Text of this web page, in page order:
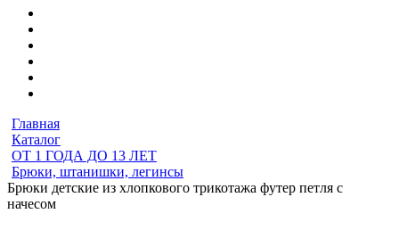
Главная
Каталог
ОТ 1 ГОДА ДО 13 ЛЕТ
Брюки, штанишки, легинсы
Брюки детские из хлопкового трикотажа футер петля с
начесом